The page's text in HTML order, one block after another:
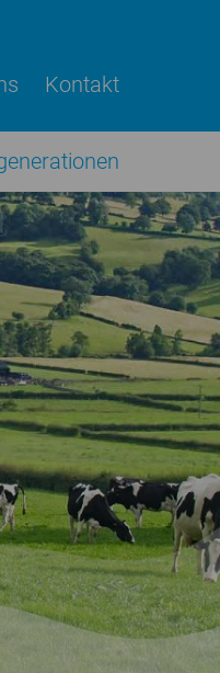
Kontakt